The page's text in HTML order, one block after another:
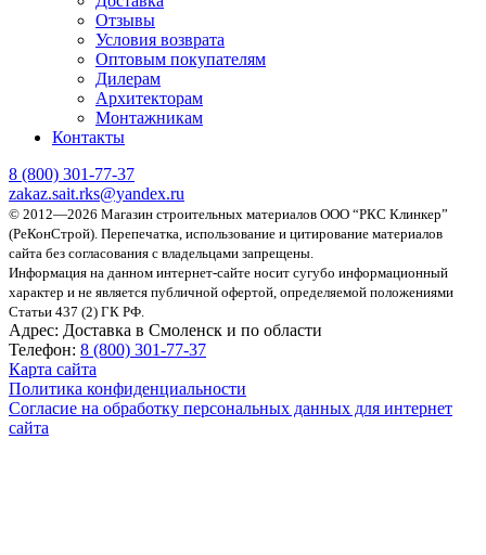
Отзывы
Условия возврата
Оптовым покупателям
Дилерам
Архитекторам
Монтажникам
Контакты
8 (800) 301-77-37
zakaz.sait.rks@yandex.ru
© 2012—2026 Магазин строительных материалов ООО “РКС Клинкер”
(РеКонСтрой). Перепечатка, использование и цитирование материалов
сайта без согласования с владельцами запрещены.
Информация на данном интернет-сайте носит сугубо информационный
характер и не является публичной офертой, определяемой положениями
Статьи 437 (2) ГК РФ.
Адрес: Доставка в Смоленск и по области
Телефон: 8 (800) 301-77-37
Карта сайта
Политика конфиденциальности
Согласие на обработку персональных данных для интернет
сайта